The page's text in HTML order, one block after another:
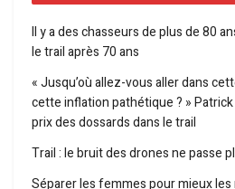
Il y a des chasseurs de plus de 80
le trail après 70 ans
« Jusqu’où allez-vous aller dans
cette inflation pathétique ? »
prix des dossards dans le trail
Trail : le bruit des drones ne passe
Séparer les femmes pour mieux